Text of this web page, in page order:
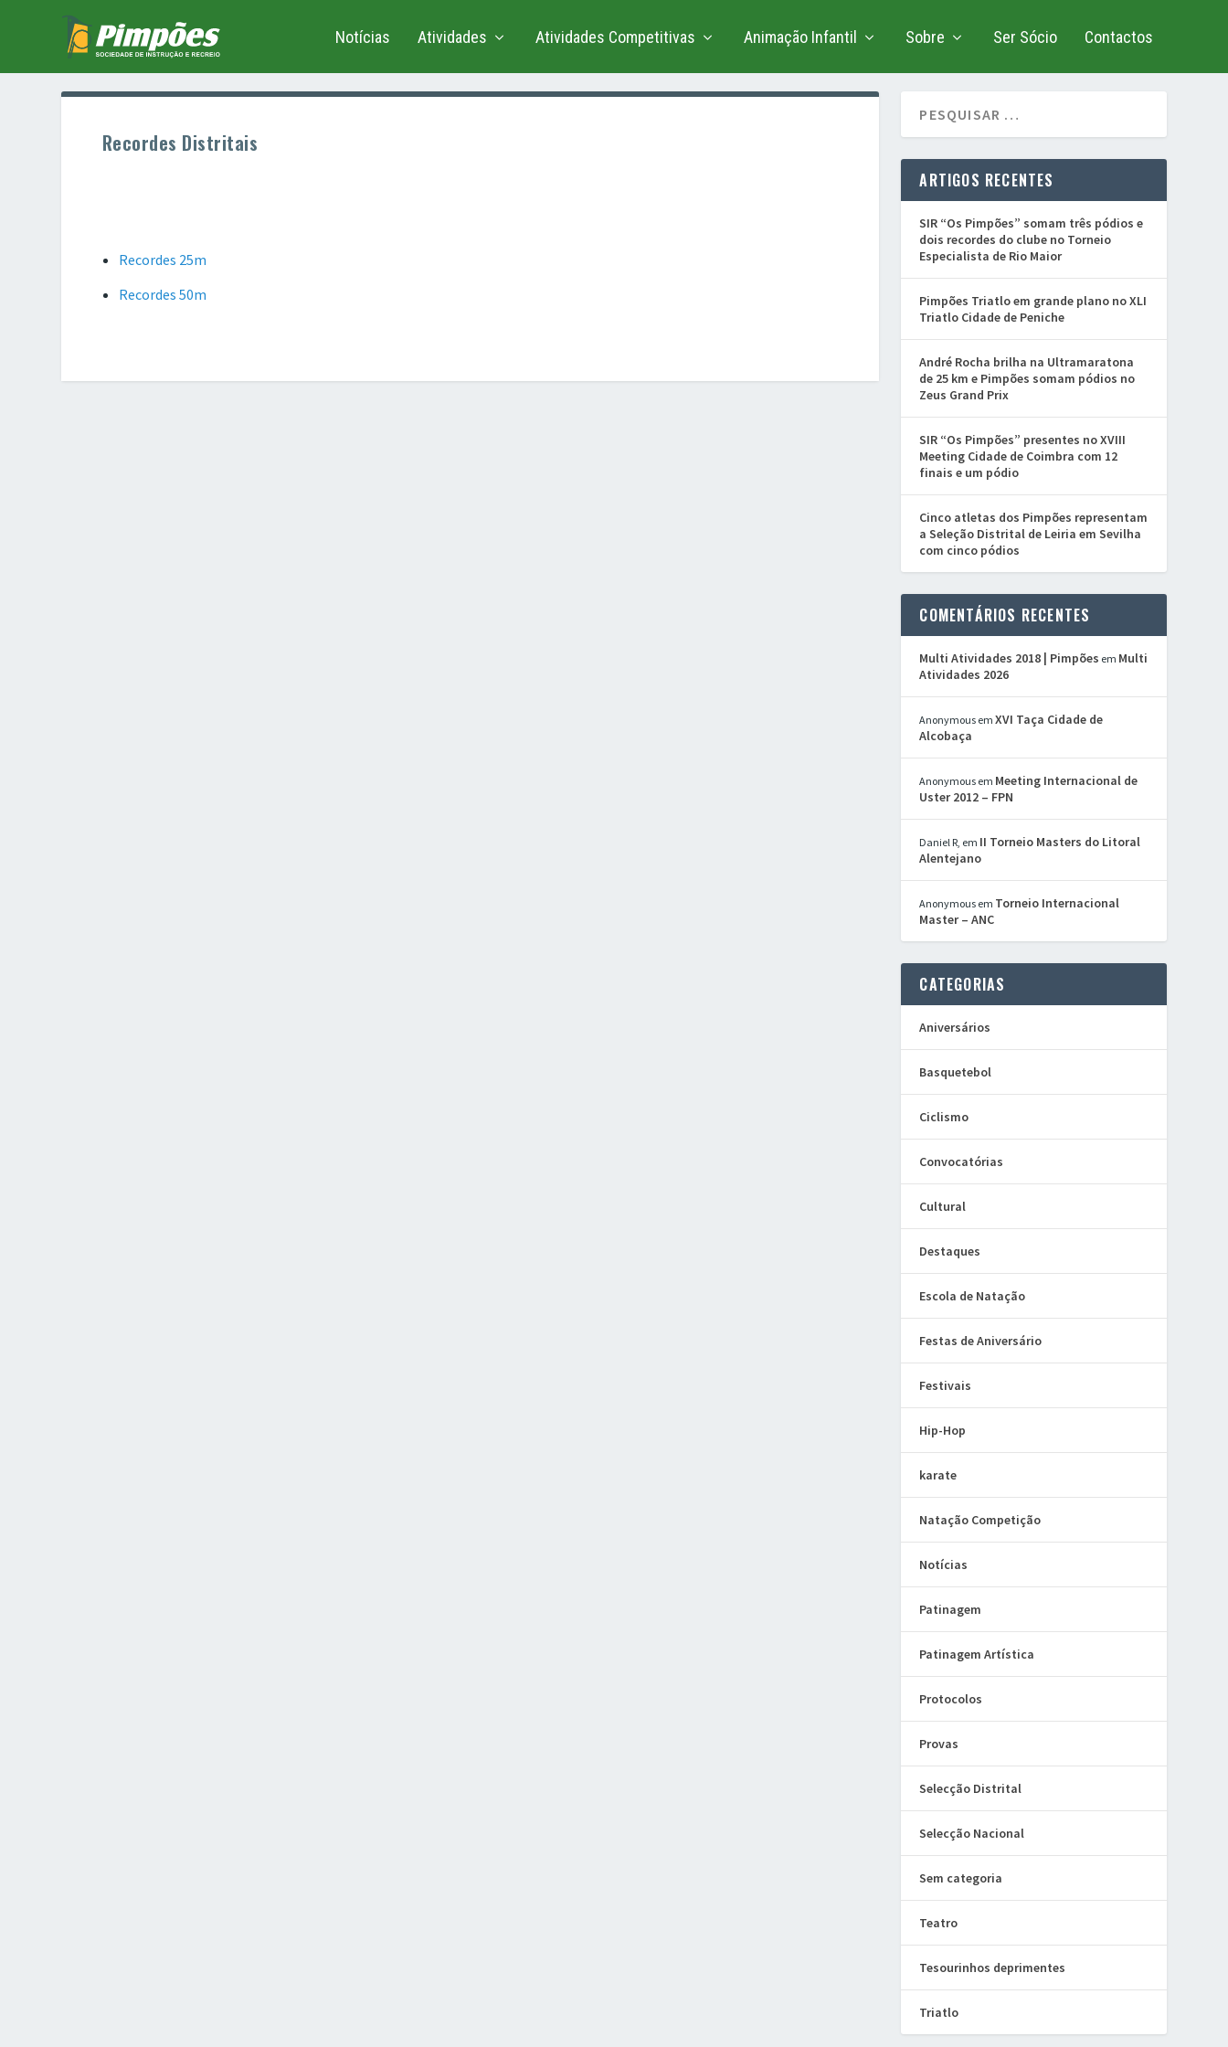
Notícias Atividades Atividades Competitivas Animação Infantil Sobre Ser Sócio Contactos
Recordes Distritais
Recordes 25m
Recordes 50m
ARTIGOS RECENTES
SIR “Os Pimpões” somam três pódios e
dois recordes do clube no Torneio
Especialista de Rio Maior
Pimpões Triatlo em grande plano no XLI
Triatlo Cidade de Peniche
André Rocha brilha na Ultramaratona
de 25 km e Pimpões somam pódios no
Zeus Grand Prix
SIR “Os Pimpões” presentes no XVIII
Meeting Cidade de Coimbra com 12
finais e um pódio
Cinco atletas dos Pimpões representam
a Seleção Distrital de Leiria em Sevilha
com cinco pódios
COMENTÁRIOS RECENTES
Multi Atividades 2018 | Pimpões em Multi
Atividades 2026
Anonymous emXVI Taça Cidade de
Alcobaça
Anonymous em Meeting Internacional de
Uster 2012 – FPN
Daniel R, em II Torneio Masters do Litoral
Alentejano
Anonymous em Torneio Internacional
Master – ANC
CATEGORIAS
Aniversários
Basquetebol
Ciclismo
Convocatórias
Cultural
Destaques
Escola de Natação
Festas de Aniversário
Festivais
Hip-Hop
karate
Natação Competição
Notícias
Patinagem
Patinagem Artística
Protocolos
Provas
Selecção Distrital
Selecção Nacional
Sem categoria
Teatro
Tesourinhos deprimentes
Triatlo